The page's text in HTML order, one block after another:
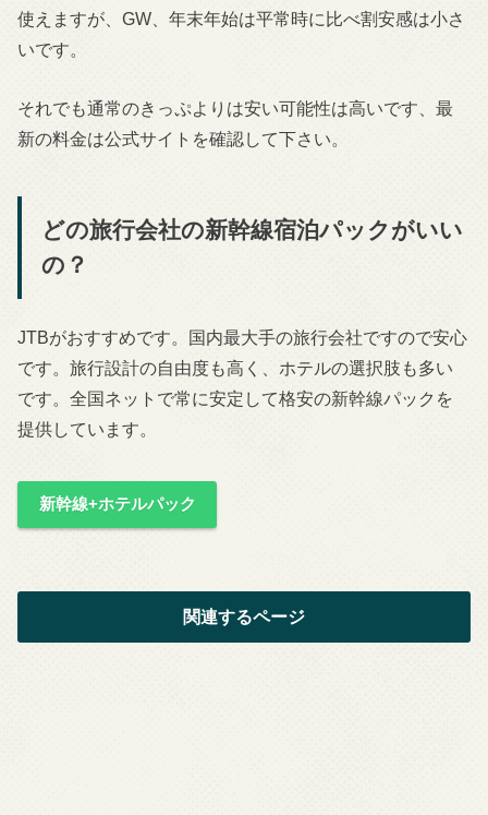
使えますが、GW、年末年始は平常時に比べ割安感は小さ
いです。
それでも通常のきっぷよりは安い可能性は高いです、最
新の料金は公式サイトを確認して下さい。
どの旅行会社の新幹線宿泊パックがいい
の？
JTBがおすすめです。国内最大手の旅行会社ですので安心
です。旅行設計の自由度も高く、ホテルの選択肢も多い
です。全国ネットで常に安定して格安の新幹線パックを
提供しています。
新幹線+ホテルパック
関連するページ